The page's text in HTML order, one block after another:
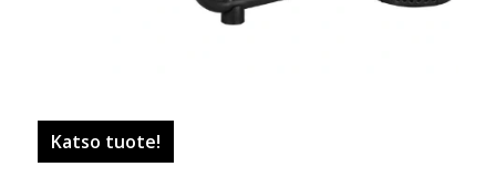
Katso tuote!